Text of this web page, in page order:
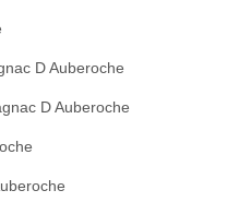
D Auberoche
D Auberoche